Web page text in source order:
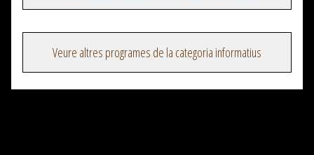
Veure altres programes de la categoria informatius